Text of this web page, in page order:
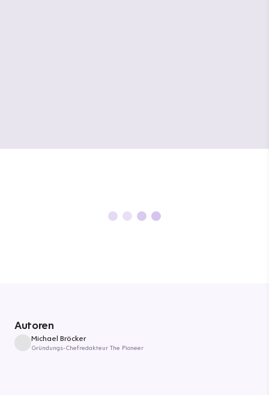
Autoren
Michael Bröcker
Gründungs-Chefredakteur The Pioneer